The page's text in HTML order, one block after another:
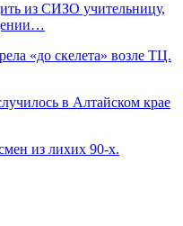
из СИЗО учительницу,
«до скелета» возле ТЦ.
в Алтайском крае
из лихих 90-х.